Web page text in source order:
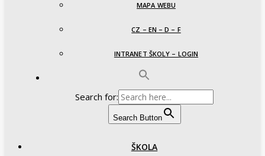
MAPA WEBU
CZ – EN – D – F
INTRANET ŠKOLY – LOGIN
Search for:
Search Button
ŠKOLA